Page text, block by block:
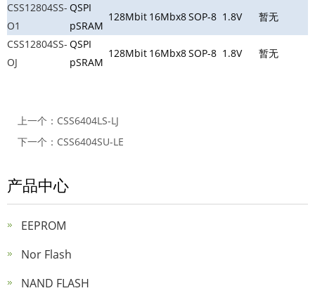
CSS12804SS-
O1
QSPI
pSRAM
128Mbit 16Mbx8SOP-8 1.8V 暂无
CSS12804SS-
OJ
QSPI
pSRAM
128Mbit 16Mbx8SOP-8 1.8V 暂无
上一个： CSS6404LS-LJ
下一个： CSS6404SU-LE
产品中心
EEPROM
Nor Flash
NAND FLASH